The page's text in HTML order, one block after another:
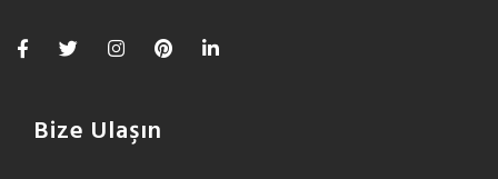
Bize Ulaşın